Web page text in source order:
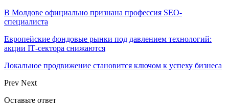
В Молдове официально признана профессия SEO-
специалиста
Европейские фондовые рынки под давлением технологий:
акции IT‑сектора снижаются
Локальное продвижение становится ключом к успеху бизнеса
Prev Next
Оставьте ответ